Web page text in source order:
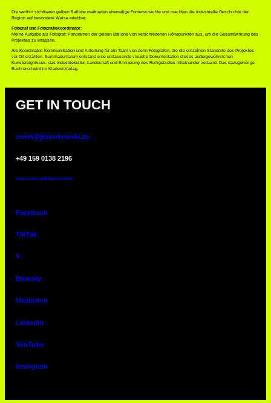
Die weithin sichtbaren gelben Ballone markierten ehemalige Förderschächte und machten die industrielle Geschichte der
Region auf besondere Weise erlebbar.
Fotograf und Fotografiekoordinator:
Meine Aufgabe als Fotograf: Panoramen der gelben Ballone von verschiedenen Höhepunkten aus, um die Gesamtwirkung des
Projektes zu erfassen.
Als Koordinator: Kommunikation und Anleitung für ein Team von zehn Fotografen, die die einzelnen Standorte des Projektes
vor Ort erzählen. Summasumarum entstand eine umfassende visuelle Dokumentation dieses außergewöhnlichen
Kunstereignisses, das Industriekultur, Landschaft und Erinnerung des Ruhrgebietes miteinander verband. Das dazugehörige
Buch erscheint im Klartext-Verlag.
GET IN TOUCH
erwin@jesiorkowski.de
‭+49 159 0138 2196
Impressum und Datenschutz
Facebook
TikTok
X
Bluesky
Mastodon
LinkedIn
YouTube
Instagram